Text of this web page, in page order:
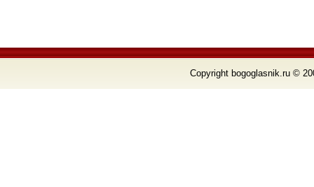
Copyright bogoglasnik.ru ©